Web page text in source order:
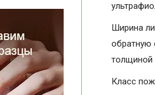
Ширина
обратную
толщиной
Класс